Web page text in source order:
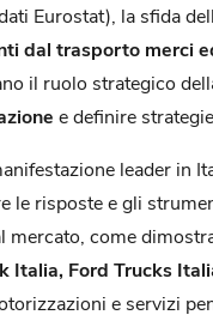
Eurostat), la sfida
dal trasporto merci
il ruolo strategico
e definire
leader in
le risposte e gli
mercato, come
Italia, Ford Trucks
e servizi